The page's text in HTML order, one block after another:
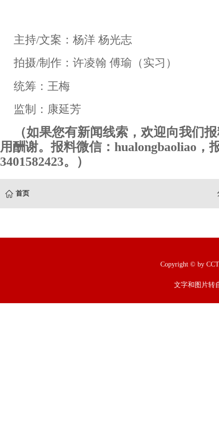
主持/文案：杨洋 杨光志
拍摄/制作：许凌翰 傅瑜（实习）
统筹：王梅
监制：康延芳
（如果您有新闻线索，欢迎向我们
用酬谢。报料微信：hualongbaoliao，
3401582423。）
首页
Copyright © by
文字和图片转